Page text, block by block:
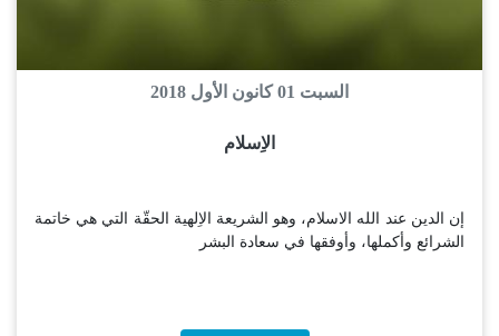
السبت 01 كانون الأول 2018
الاِسلام
إن الدين عند الله الاسلام، وهو الشريعة الاِلهية الحقّة التي هي خاتمة
الشرائع وأكملها، وأوفقها في سعادة البشر